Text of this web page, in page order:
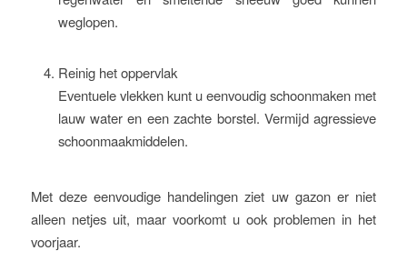
weglopen.
Reinig het oppervlak
Eventuele vlekken kunt u eenvoudig schoonmaken met
lauw water en een zachte borstel. Vermijd agressieve
schoonmaakmiddelen.
Met deze eenvoudige handelingen ziet uw gazon er niet
alleen netjes uit, maar voorkomt u ook problemen in het
voorjaar.